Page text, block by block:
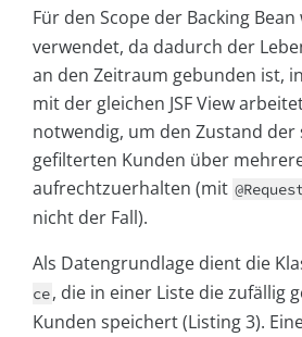
Für den Scope der Backing Bean
verwendet, da dadurch der
an den Zeitraum gebunden ist,
mit der gleichen JSF View
notwendig, um den Zustand
gefilterten Kunden über
aufrechtzuerhalten (mit
nicht der Fall).
Als Datengrundlage dient die
ce, die in einer Liste die zufällig
Kunden speichert (Listing 3).